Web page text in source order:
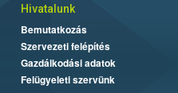
Hivatalunk
Bemutatkozás
Szervezeti felépítés
Gazdálkodási adatok
Felügyeleti szervünk